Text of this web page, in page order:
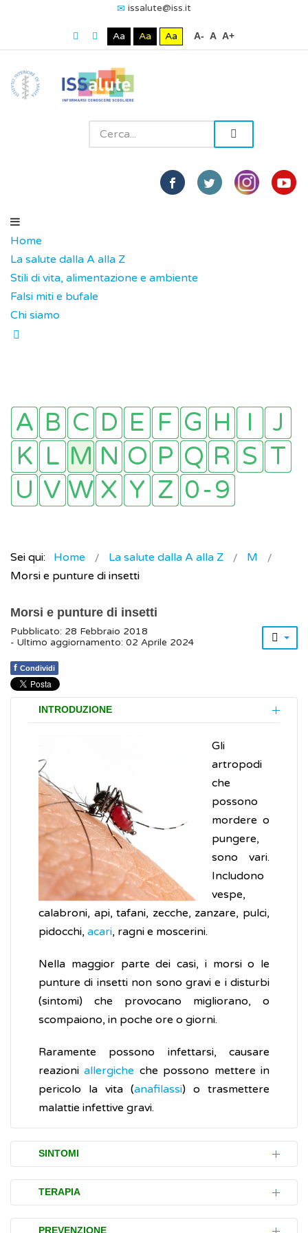
issalute@iss.it
Aa Aa Aa A- A A+
Home
La salute dalla A alla Z
Stili di vita, alimentazione e ambiente
Falsi miti e bufale
Chi siamo
Sei qui: Home La salute dalla A alla Z
M
Morsi e punture di insetti
Morsi e punture di insetti
Pubblicato: 28 Febbraio 2018
- Ultimo aggiornamento: 02 Aprile 2024
f Condividi
INTRODUZIONE
Gli
artropodi
che
possono
mordere o
pungere,
sono vari.
Includono
vespe,
calabroni, api, tafani, zecche, zanzare, pulci,
pidocchi, acari, ragni e moscerini.
Nella maggior parte dei casi, i morsi o le
punture di insetti non sono gravi e i disturbi
(sintomi) che provocano migliorano, o
scompaiono, in poche ore o giorni.
Raramente possono infettarsi, causare
reazioniallergiche che possono mettere in
pericolo la vita (anafilassi) o trasmettere
malattie infettive gravi.
SINTOMI
I morsi e le punture di insetti, di solito,
causano un rigonfiamento rossastro della
cute, talvolta doloroso e/o pruriginoso.
TERAPIA
In caso di morso o puntura di insetto è
PREVENZIONE